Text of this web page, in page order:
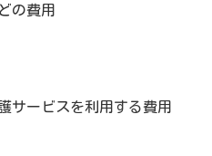
の費用
サービスを利用する費用